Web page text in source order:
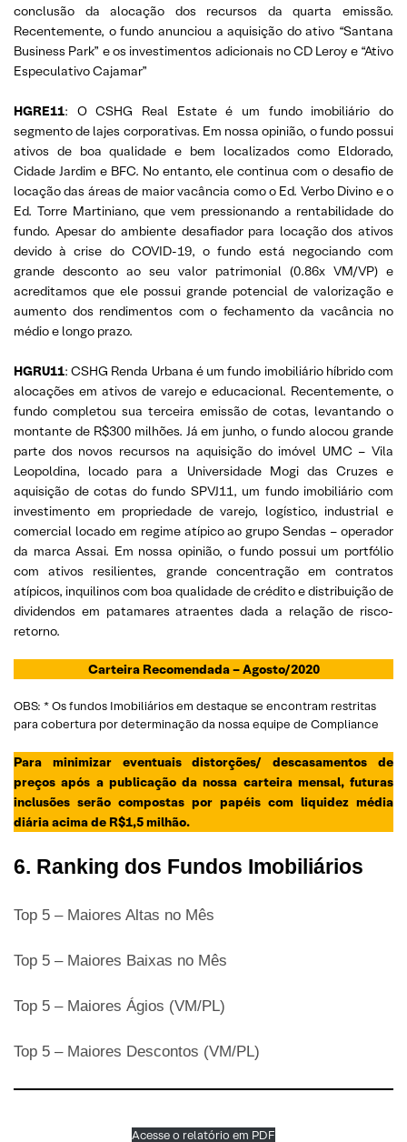
conclusão da alocação dos recursos da quarta emissão.
Recentemente, o fundo anunciou a aquisição do ativo “Santana
Business Park” e os investimentos adicionais no CD Leroy e “Ativo
Especulativo Cajamar”
HGRE11: O CSHG Real Estate é um fundo imobiliário do
segmento de lajes corporativas. Em nossa opinião, o fundo possui
ativos de boa qualidade e bem localizados como Eldorado,
Cidade Jardim e BFC. No entanto, ele continua com o desafio de
locação das áreas de maior vacância como o Ed. Verbo Divino e o
Ed. Torre Martiniano, que vem pressionando a rentabilidade do
fundo. Apesar do ambiente desafiador para locação dos ativos
devido à crise do COVID-19, o fundo está negociando com
grande desconto ao seu valor patrimonial (0.86x VM/VP) e
acreditamos que ele possui grande potencial de valorização e
aumento dos rendimentos com o fechamento da vacância no
médio e longo prazo.
HGRU11: CSHG Renda Urbana é um fundo imobiliário híbrido com
alocações em ativos de varejo e educacional. Recentemente, o
fundo completou sua terceira emissão de cotas, levantando o
montante de R$300 milhões. Já em junho, o fundo alocou grande
parte dos novos recursos na aquisição do imóvel UMC – Vila
Leopoldina, locado para a Universidade Mogi das Cruzes e
aquisição de cotas do fundo SPVJ11, um fundo imobiliário com
investimento em propriedade de varejo, logístico, industrial e
comercial locado em regime atípico ao grupo Sendas – operador
da marca Assai. Em nossa opinião, o fundo possui um portfólio
com ativos resilientes, grande concentração em contratos
atípicos, inquilinos com boa qualidade de crédito e distribuição de
dividendos em patamares atraentes dada a relação de risco-
retorno.
Carteira Recomendada –Agosto/2020
OBS: * Os fundos Imobiliários em destaque se encontram restritas
para cobertura por determinação da nossa equipe de Compliance
Para minimizar eventuais distorções/ descasamentos de
preços após a publicação da nossa carteira mensal, futuras
inclusões serão compostas por papéis com liquidez média
diária acima de R$1,5 milhão.
6. Ranking dos Fundos Imobiliários
Top 5 – Maiores Altas no Mês
Top 5 – Maiores Baixas no Mês
Top 5 – Maiores Ágios (VM/PL)
Top 5 – Maiores Descontos (VM/PL)
Acesse o relatório em PDF